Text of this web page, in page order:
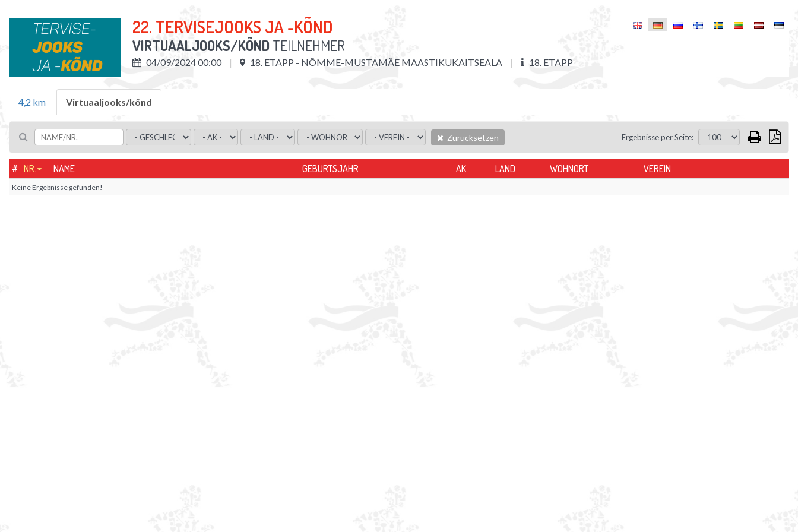
22. TERVISEJOOKS JA -KÕND
VIRTUAALJOOKS/KÕND TEILNEHMER
04/09/2024 00:00 18. ETAPP - NÕMME-MUSTAMÄE MAASTIKUKAITSEALA 18. ETAPP
4,2 km Virtuaaljooks/kõnd
Zurücksetzen Ergebnisse per Seite:
# NR. NAME GEBURTSJAHR AK LAND WOHNORT VEREIN
Keine Ergebnisse gefunden!